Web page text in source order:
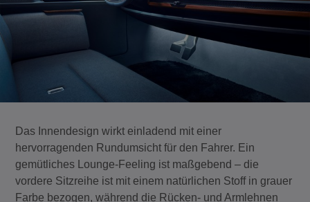
Das Innendesign wirkt einladend mit einer
hervorragenden Rundumsicht für den Fahrer. Ein
gemütliches Lounge-Feeling ist maßgebend – die
vordere Sitzreihe ist mit einem natürlichen Stoff in grauer
Farbe bezogen, während die Rücken- und Armlehnen